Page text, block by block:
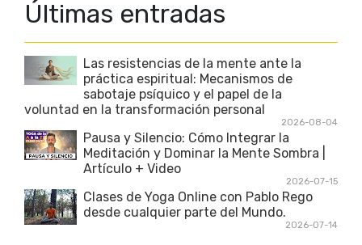
Últimas entradas
Las resistencias de la mente ante la
práctica espiritual: Mecanismos de
sabotaje psíquico y el papel de la
voluntad en la transformación personal
2026-08-04
Pausa y Silencio: Cómo Integrar la
Meditación y Dominar la Mente Sombra |
Artículo + Video
2026-07-15
Clases de Yoga Online con Pablo Rego
desde cualquier parte del Mundo.
2026-07-14